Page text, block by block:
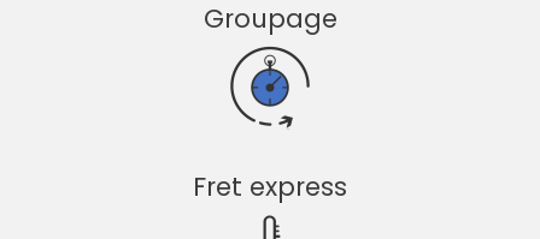
Groupage
Fret express